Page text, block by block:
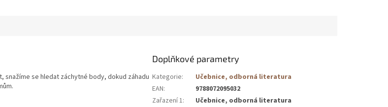
snažíme se hledat záchytné body, dokud záhadu
Doplňkové parametry
Kategorie:
Učebnice, odborná literatura
EAN:
9788072095032
Zařazení 1:
Učebnice, odborná literatura